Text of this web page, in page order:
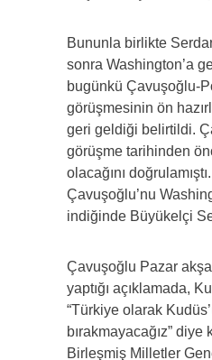
Bununla birlikte
sonra Washington’a
bugünkü Çavuşoğlu-
görüşmesinin ön
geri geldiği belirtildi.
görüşme tarihinden
olacağını
Çavuşoğlu’nu
indiğinde Büyükelçi
Çavuşoğlu Pazar
yaptığı açıklamada,
“Türkiye olarak
bırakmayacağız” diye
Birleşmiş Milletler